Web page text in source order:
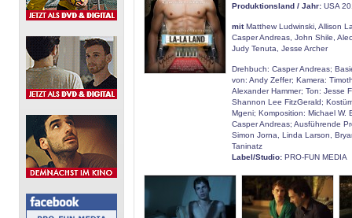
Produktionsland / Jahr: USA
mitMatthew Ludwinski, Allison
Casper Andreas, John Shile,
Judy Tenuta, Jesse Archer
Drehbuch: Casper Andreas;
von: Andy Zeffer; Kamera:
Alexander Hammer; Ton: Jesse
Shannon Lee FitzGerald;
Mgeni; Komposition: Michael W.
Casper Andreas; Ausführende
Simon Jorna, Linda Larson,
Taninatz
Label/Studio: PRO-FUN MEDIA